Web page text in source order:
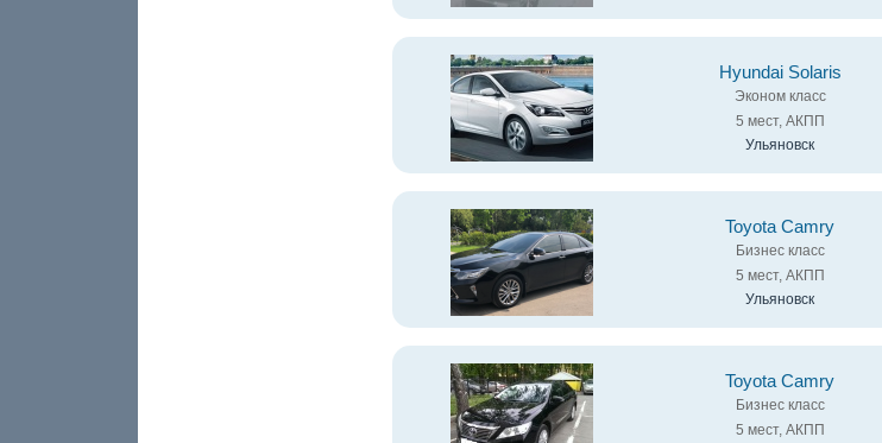
Hyundai Solaris
Эконом класс
5 мест, АКПП
Ульяновск
Toyota Camry
Бизнес класс
5 мест, АКПП
Ульяновск
Toyota Camry
Бизнес класс
5 мест, АКПП